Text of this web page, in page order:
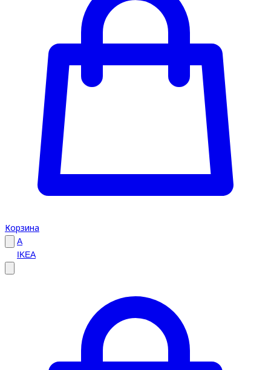
Корзина
A
IKEA